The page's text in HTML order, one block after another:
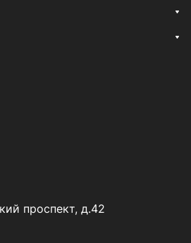
проспект, д.42